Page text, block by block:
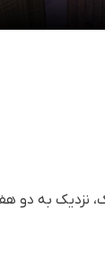
نزدیک به دو